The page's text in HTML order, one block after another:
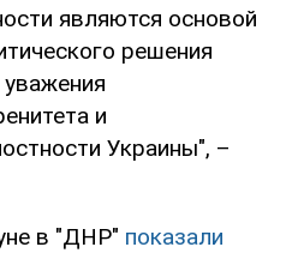
являются основой
решения
и
Украины", –
в "ДНР" показали